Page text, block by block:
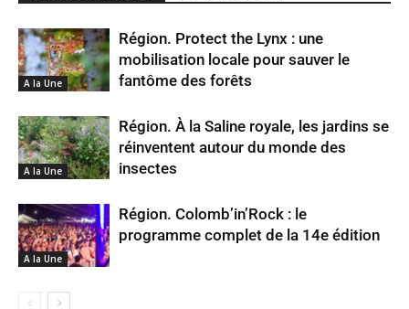
A la Une
Région. Protect the Lynx : une
mobilisation locale pour sauver le
fantôme des forêts
A la Une
Région. À la Saline royale, les jardins se
réinventent autour du monde des
insectes
A la Une
Région. Colomb’in’Rock : le
programme complet de la 14e édition